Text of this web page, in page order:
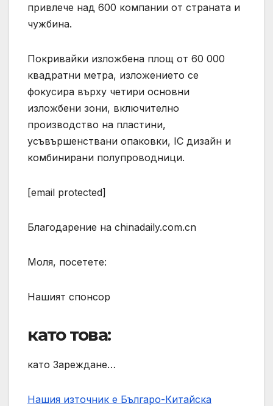
привлече над 600 компании от страната и
чужбина.
Покривайки изложбена площ от 60 000
квадратни метра, изложението се
фокусира върху четири основни
изложбени зони, включително
производство на пластини,
усъвършенствани опаковки, IC дизайн и
комбинирани полупроводници.
[email protected]
Благодарение на chinadaily.com.cn
Моля, посетете:
Нашият спонсор
като това:
като Зареждане…
Нашия източник е Българо-Китайска